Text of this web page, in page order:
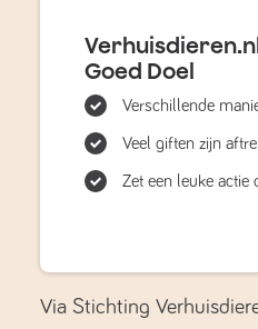
Goed Doel
Verschillende
Veel giften zijn
Zet een leuke actie
Via Stichting